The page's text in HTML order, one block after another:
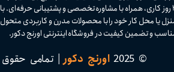
۴ روز کاری، همراه با مشاوره تخصصی و پشتیبانی حرفه‌ای.
یا محل کار خود را با محصولات مدرن و کاربردی
و تضمین کیفیت در فروشگاه اینترنتی اورنج دکور.​​​​​​​
© 2025 اورنج دکور| تمامی